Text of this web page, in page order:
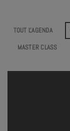
TOUT L'AGENDA
MASTER CLASS